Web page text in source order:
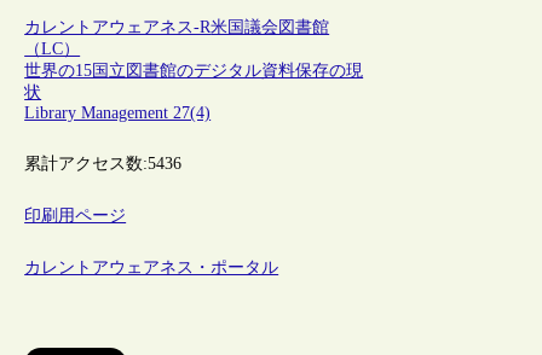
カレントアウェアネス-R米国議会図書館
（LC）
世界の15国立図書館のデジタル資料保存の現
状
Library Management 27(4)
累計アクセス数:5436
印刷用ページ
カレントアウェアネス・ポータル